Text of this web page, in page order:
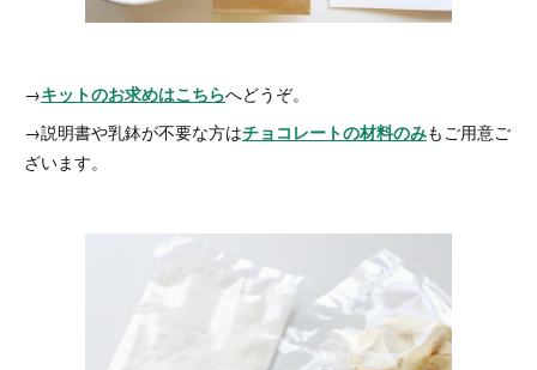
→キットのお求めはこちらへどうぞ。
→説明書や乳鉢が不要な方はチョコレートの材料のみもご用意ご
ざいます。